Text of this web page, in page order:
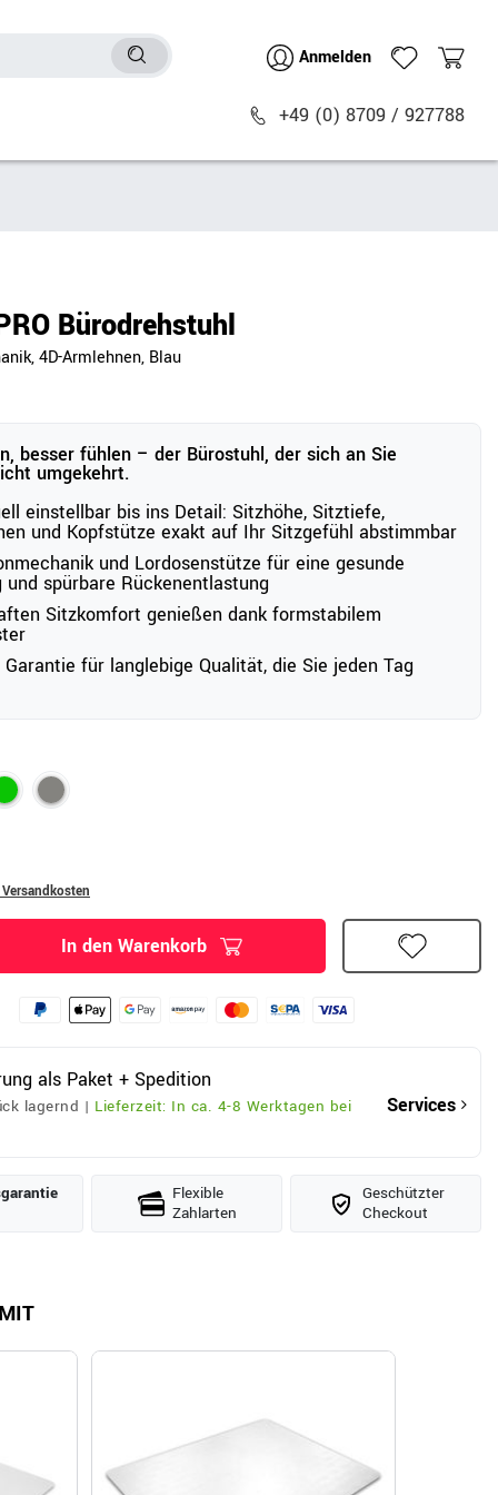
Anmelden
+49 (0) 8709 / 927788
Polstermöbel
Barhocker
Bürodrehstuhl
4D-Armlehnen, Blau
besser fühlen – der Bürostuhl, der sich an Sie
umgekehrt.
einstellbar bis ins Detail: Sitzhöhe, Sitztiefe,
und Kopfstütze exakt auf Ihr Sitzgefühl abstimmbar
und Lordosenstütze für eine gesunde
und spürbare Rückenentlastung
Sitzkomfort genießen dank formstabilem
für langlebige Qualität, die Sie jeden Tag
In den Warenkorb
als Paket + Spedition
lagernd | Lieferzeit: In ca. 4-8 Werktagen bei
Services
Flexible
Zahlarten
Geschützter
Checkout